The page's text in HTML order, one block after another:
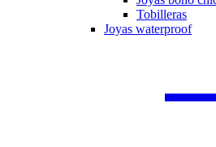
Tobilleras
Joyas waterproof